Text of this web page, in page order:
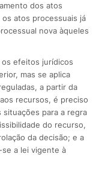
dos atos
atos processuais já
nova àqueles
efeitos jurídicos
mas se aplica
a partir da
recursos, é preciso
situações para a regra
do recurso,
da decisão; e a
a lei vigente à